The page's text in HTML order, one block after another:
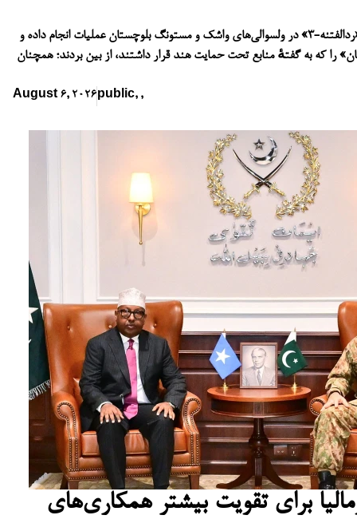
نیروهای امنیتی در چارچوب عملیات «ردالفتنه-۳» در ولسوالی‌های واشک و مستونگ بلوچستان عملیات انجام داده و
را که به گفتهٔ منابع تحت حمایت هند قرار داشتند، از بین بردند؛ همچنان
August 6, 2026 public, ,
برای تقویت بیشتر همکاری‌های